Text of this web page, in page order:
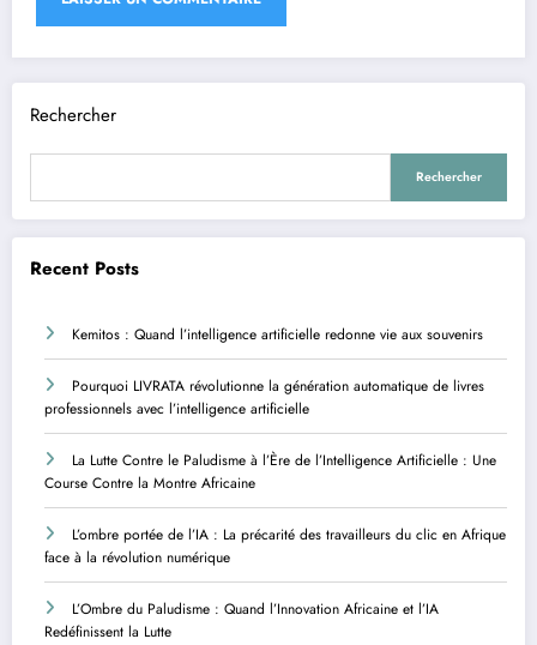
Rechercher
Rechercher
Recent Posts
Kemitos : Quand l’intelligence artificielle redonne vie aux souvenirs
Pourquoi LIVRATA révolutionne la génération automatique de livres
professionnels avec l’intelligence artificielle
La Lutte Contre le Paludisme à l’Ère de l’Intelligence Artificielle : Une
Course Contre la Montre Africaine
L’ombre portée de l’IA : La précarité des travailleurs du clic en Afrique
face à la révolution numérique
L’Ombre du Paludisme : Quand l’Innovation Africaine et l’IA
Redéfinissent la Lutte